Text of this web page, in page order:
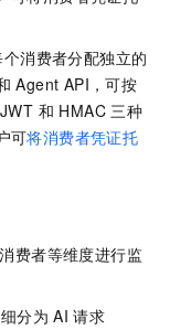
消费者分配独立的
Agent API，可按
和 HMAC 三种
可将消费者凭证托
费者等维度进行监
分为 AI 请求